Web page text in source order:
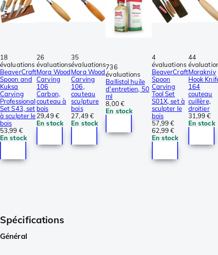
18
évaluations
BeaverCraft
Spoon and
Kuksa
Carving
Professional
Set S43, set
à sculpter le
bois
53,99 €
En stock
26
évaluations
Mora Wood
Carving
106
Carbon,
couteau à
bois
29,49 €
En stock
35
évaluations
Mora Wood
Carving
106,
couteau
sculpture
bois
27,49 €
En stock
736
évaluations
Ballistol huile
d'entretien, 50
ml
8,00 €
En stock
4
évaluations
BeaverCraft
Spoon
Carving
Tool Set
S01X, set à
sculpter le
bois
57,99 €
62,99 €
En stock
44
Morakniv
Hook
164
couteau
cuillère,
droitier
31,99 €
En stock
Spécifications
Général